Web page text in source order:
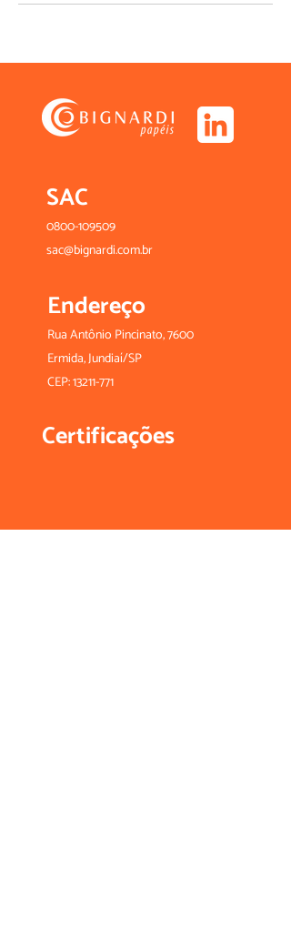
SAC
0800-109509
sac@bignardi.com.br
Endereço
Rua Antônio Pincinato, 7600
Ermida, Jundiaí/SP
CEP:13211-771
Certificações